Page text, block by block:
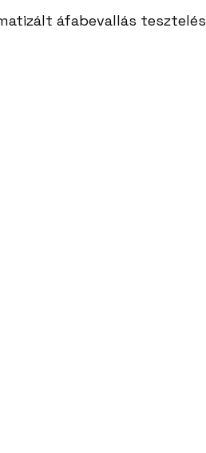
áfabevallás